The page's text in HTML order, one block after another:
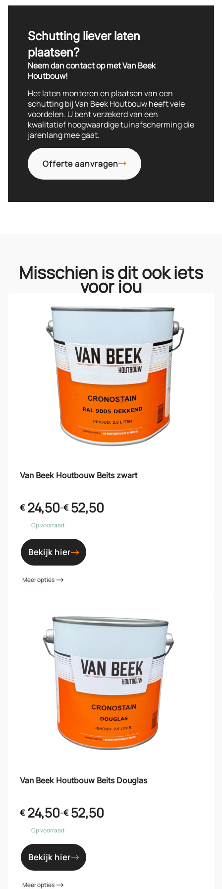
Schutting liever laten
plaatsen?
Neem dan contact op met Van Beek
Houtbouw!
Het laten monteren en plaatsen van een
schutting bij Van Beek Houtbouw heeft vele
voordelen. U bent verzekerd van een
kwalitatief hoogwaardige tuinafscherming die
jarenlang mee gaat.
Offerte aanvragen
Misschien is dit ook iets
voor jou
Van Beek Houtbouw Beits zwart
€24,50-€52,50
Op voorraad
Bekijk hier
Meer opties
Van Beek Houtbouw Beits Douglas
€24,50-€52,50
Op voorraad
Bekijk hier
Meer opties